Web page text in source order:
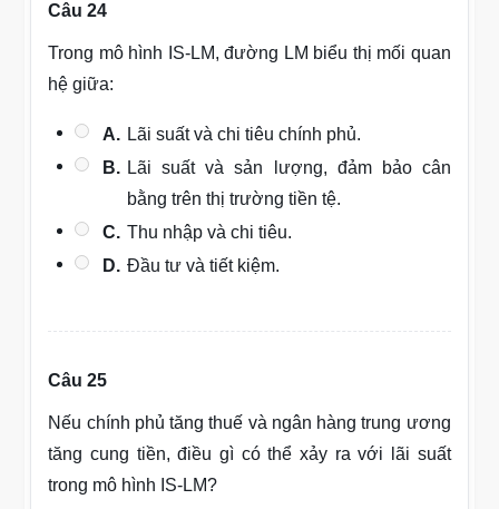
Câu 24
Trong mô hình IS-LM, đường LM biểu thị mối quan
hệ giữa:
A. Lãi suất và chi tiêu chính phủ.
B. Lãi suất và sản lượng, đảm bảo cân
bằng trên thị trường tiền tệ.
C. Thu nhập và chi tiêu.
D. Đầu tư và tiết kiệm.
Câu 25
Nếu chính phủ tăng thuế và ngân hàng trung ương
tăng cung tiền, điều gì có thể xảy ra với lãi suất
trong mô hình IS-LM?